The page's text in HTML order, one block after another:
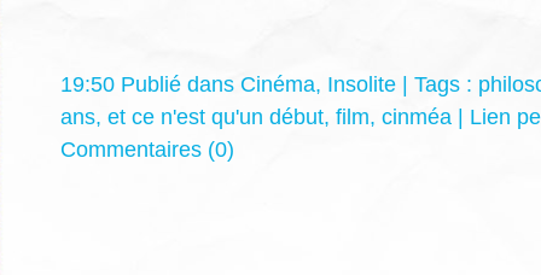
19:50 Publié dans Cinéma, Insolite | Tags :
ans, et ce n'est qu'un début, film, cinméa
Lien
Commentaires (0)